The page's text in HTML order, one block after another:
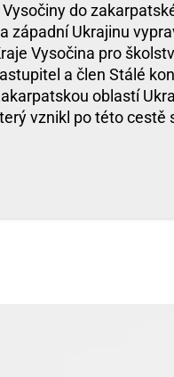
Vysočiny do
západní Ukrajinu
Vysočina pro
a člen Stálé
oblastí
vznikl po této cestě